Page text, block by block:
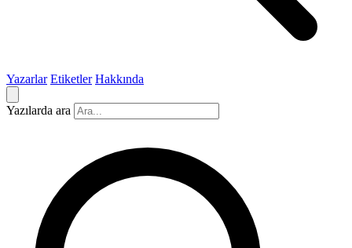
Yazarlar Etiketler Hakkında
Yazılarda ara